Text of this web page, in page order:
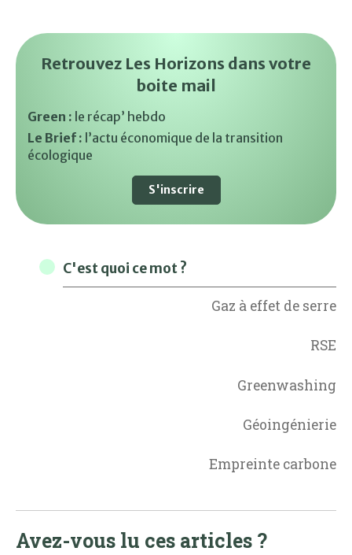
Retrouvez Les Horizons dans votre
boite mail
Green : le récap’ hebdo
Le Brief : l’actu économique de la transition
écologique
S'inscrire
C'est quoi ce mot ?
Gaz à effet de serre
RSE
Greenwashing
Géoingénierie
Empreinte carbone
Avez-vous lu ces articles ?